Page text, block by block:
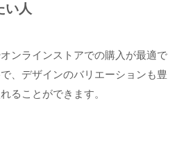
い人
ンラインストアでの購入が最適で
、デザインのバリエーションも豊
ることができます。